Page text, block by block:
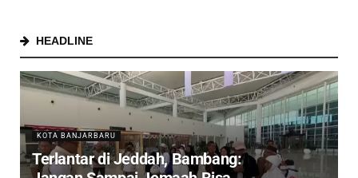
HEADLINE
KOTA BANJARBARU
Terlantar di Jeddah, Bambang: